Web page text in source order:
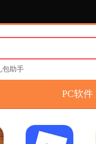
包助手
PC软件